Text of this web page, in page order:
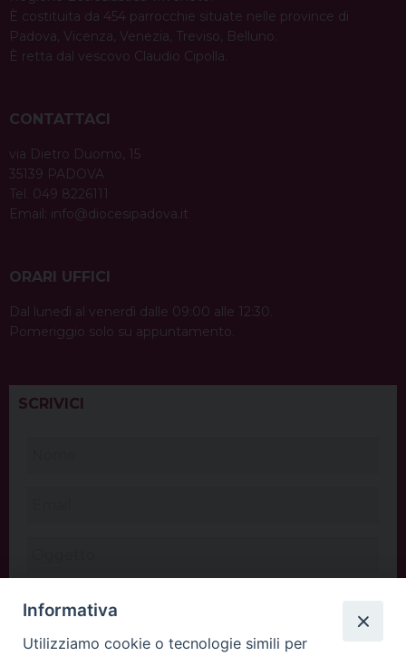
È costituita da 454 parrocchie situate nelle province di
Padova, Vicenza, Venezia, Treviso, Belluno.
È retta dal vescovo Claudio Cipolla.
CONTATTACI
via Dietro Duomo, 15
35139 PADOVA
Tel. 049 8226111
Email: info@diocesipadova.it
ORARI UFFICI
Dal lunedì al venerdì dalle 09:00 alle 12:30.
Pomeriggio solo su appuntamento.
SCRIVICI
Informativa
Utilizziamo cookie o tecnologie simili per